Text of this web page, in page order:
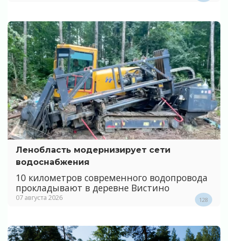
Ленобласть модернизирует сети
водоснабжения
10 километров современного водопровода
прокладывают в деревне Вистино
07 августа 2026 128